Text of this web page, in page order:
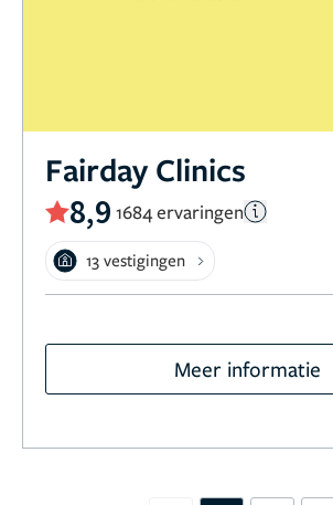
Fairday Clinics
8,9 1684 ervaringen
13 vestigingen
Meer informatie